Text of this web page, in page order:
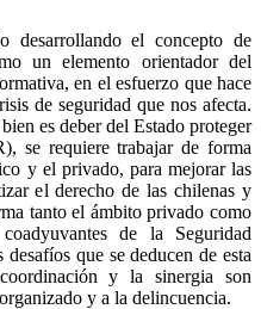
desarrollando el concepto de
un elemento orientador del
en el esfuerzo que hace
de seguridad que nos afecta.
es deber del Estado proteger
se requiere trabajar de forma
y el privado, para mejorar las
el derecho de las chilenas y
tanto el ámbito privado como
de la Seguridad
que se deducen de esta
y la sinergia son
y a la delincuencia.